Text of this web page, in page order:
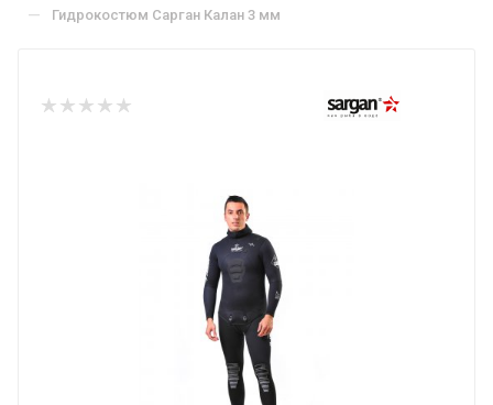
— Гидрокостюм Сарган Калан 3 мм